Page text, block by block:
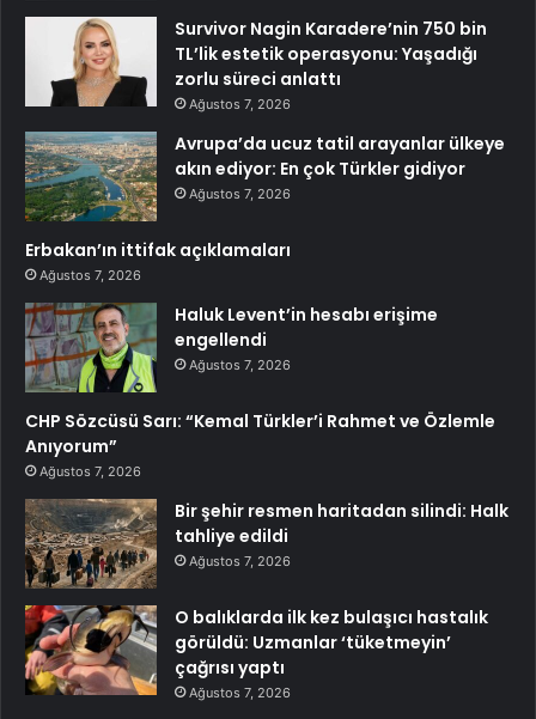
Survivor Nagin Karadere’nin 750 bin
TL’lik estetik operasyonu: Yaşadığı
zorlu süreci anlattı
Ağustos 7, 2026
Avrupa’da ucuz tatil arayanlar ülkeye
akın ediyor: En çok Türkler gidiyor
Ağustos 7, 2026
Erbakan’ın ittifak açıklamaları
Ağustos 7, 2026
Haluk Levent’in hesabı erişime
engellendi
Ağustos 7, 2026
CHP Sözcüsü Sarı: “Kemal Türkler’i Rahmet ve Özlemle
Anıyorum”
Ağustos 7, 2026
Bir şehir resmen haritadan silindi: Halk
tahliye edildi
Ağustos 7, 2026
O balıklarda ilk kez bulaşıcı hastalık
görüldü: Uzmanlar ‘tüketmeyin’
çağrısı yaptı
Ağustos 7, 2026